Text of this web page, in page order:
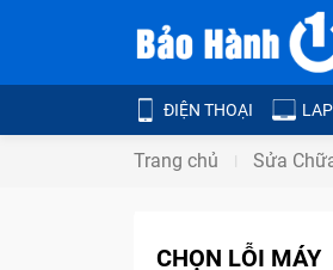
ĐIỆN THOẠI
Trang chủ Sửa
CHỌN LỖI MÁY